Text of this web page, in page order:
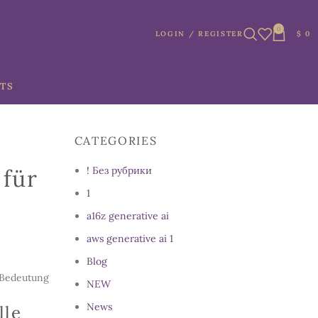
LOGIN / REGISTER
0
$ 0
CATEGORIES
! Без рубрики
1
a16z generative ai
aws generative ai 1
Blog
NEW
News